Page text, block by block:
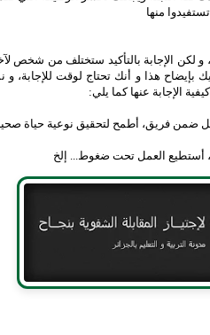
منها
لكن الإجابة بالتأكيد ستختلف من شخص
بإيضاح هذا و أنك تحتاج لوقت للإجابة،
الإجابة عنها كما يلي:
فريق، أطمح لتحقيق نوعية حياة صحية
أستطيع العمل تحت ضغوط... إلخ